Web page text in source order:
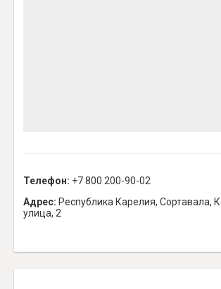
Телефон: +7 800 200-90-02
Адрес: Республика Карелия, Сортавала,
улица, 2